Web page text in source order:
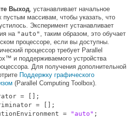
Выход , устанавливает начальное
пустым массивам, чтобы указать, что
Эксперимент устанавливает
на "auto"
, таким образом, это обучает
процессоре, если вы доступны.
процессор требует Parallel
и поддерживаемого устройства
Для получения дополнительной
Поддержку графического
(Parallel Computing Toolbox)
= [];
= [];
=
"auto"